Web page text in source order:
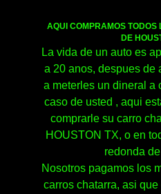
AQUI COMPRAMOS
DE
La vida de un auto es
a 20 anos, despues de
a meterles un dineral a
caso de usted , aqui
comprarle su carro
HOUSTON TX, o en
redonda
Nosotros pagamos los
carros chatarra, asi